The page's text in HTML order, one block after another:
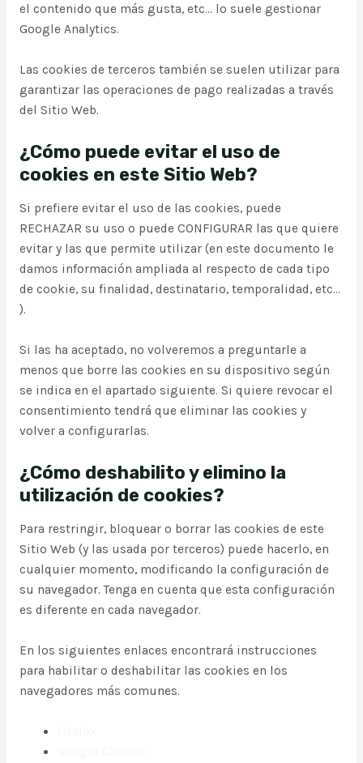
el contenido que más gusta, etc... lo suele gestionar
Google Analytics.
Las cookies de terceros también se suelen utilizar para
garantizar las operaciones de pago realizadas a través
del Sitio Web.
¿Cómo puede evitar el uso de
cookies en este Sitio Web?
Si prefiere evitar el uso de las cookies, puede
RECHAZAR su uso o puede CONFIGURAR las que quiere
evitar y las que permite utilizar (en este documento le
damos información ampliada al respecto de cada tipo
de cookie, su finalidad, destinatario, temporalidad, etc...
).
Si las ha aceptado, no volveremos a preguntarle a
menos que borre las cookies en su dispositivo según
se indica en el apartado siguiente. Si quiere revocar el
consentimiento tendrá que eliminar las cookies y
volver a configurarlas.
¿Cómo deshabilito y elimino la
utilización de cookies?
Para restringir, bloquear o borrar las cookies de este
Sitio Web (y las usada por terceros) puede hacerlo, en
cualquier momento, modificando la configuración de
su navegador. Tenga en cuenta que esta configuración
es diferente en cada navegador.
En los siguientes enlaces encontrará instrucciones
para habilitar o deshabilitar las cookies en los
navegadores más comunes.